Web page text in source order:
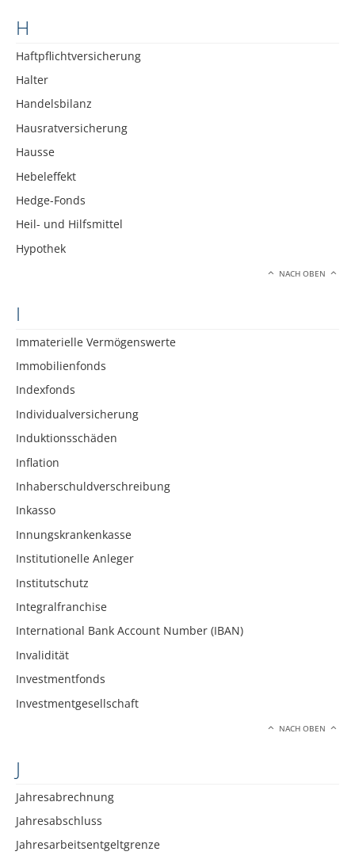
H
Haftpflichtversicherung
Halter
Handelsbilanz
Hausratversicherung
Hausse
Hebeleffekt
Hedge-Fonds
Heil- und Hilfsmittel
Hypothek
NACH OBEN
I
Immaterielle Vermögenswerte
Immobilienfonds
Indexfonds
Individualversicherung
Induktionsschäden
Inflation
Inhaberschuldverschreibung
Inkasso
Innungskrankenkasse
Institutionelle Anleger
Institutschutz
Integralfranchise
International Bank Account Number (IBAN)
Invalidität
Investmentfonds
Investmentgesellschaft
NACH OBEN
J
Jahresabrechnung
Jahresabschluss
Jahresarbeitsentgeltgrenze